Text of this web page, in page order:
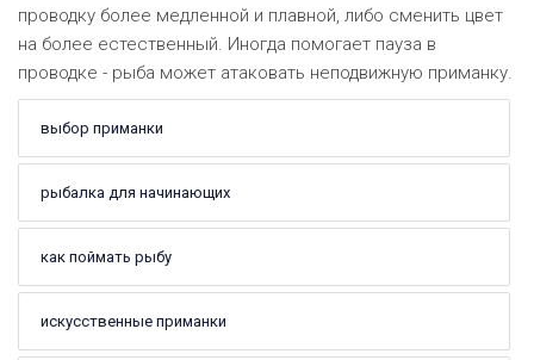
проводку более медленной и плавной, либо сменить цвет
на более естественный. Иногда помогает пауза в
проводке - рыба может атаковать неподвижную приманку.
выбор приманки
рыбалка для начинающих
как поймать рыбу
искусственные приманки